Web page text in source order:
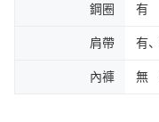
鋼圈 有
肩帶 有
內褲 無